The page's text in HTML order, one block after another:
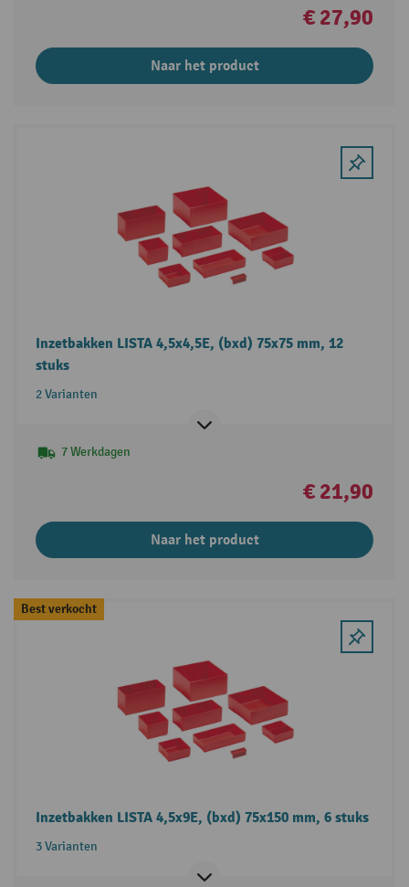
€ 27,90
Naar het product
Inzetbakken LISTA 4,5x4,5E, (bxd) 75x75 mm, 12
stuks
2 Varianten
7 Werkdagen
€ 21,90
Naar het product
Best verkocht
Inzetbakken LISTA 4,5x9E, (bxd) 75x150 mm, 6 stuks
3 Varianten